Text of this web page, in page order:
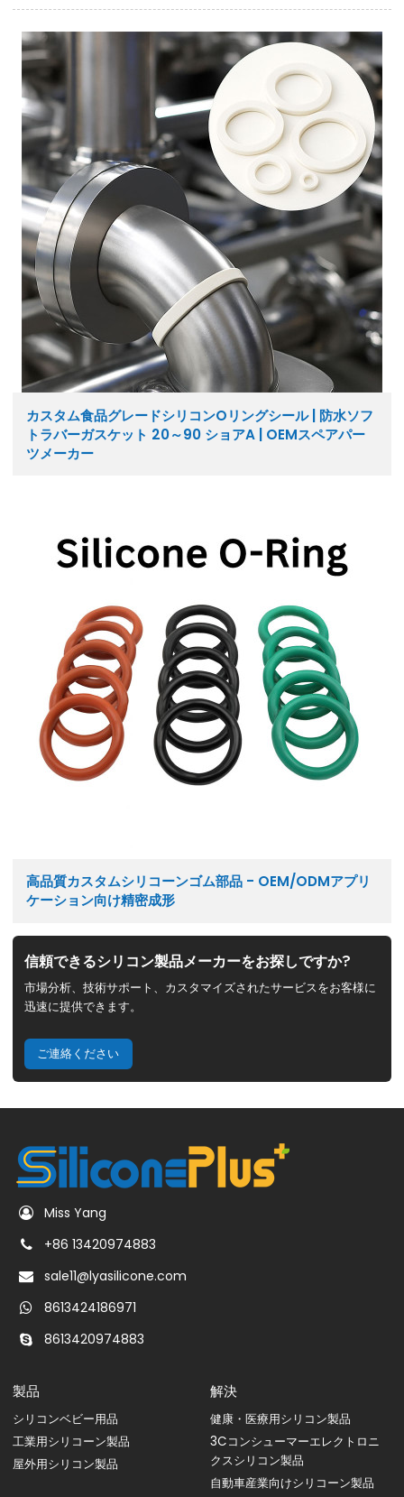
カスタム食品グレードシリコンOリングシール | 防水ソフ
トラバーガスケット 20～90 ショアA | OEMスペアパー
ツメーカー
高品質カスタムシリコーンゴム部品 - OEM/ODMアプリ
ケーション向け精密成形
信頼できるシリコン製品メーカーをお探しですか?
市場分析、技術サポート、カスタマイズされたサービスをお客様に
迅速に提供できます。
ご連絡ください
Miss Yang
+86 13420974883
sale11@lyasilicone.com
8613424186971
8613420974883
製品
シリコンベビー用品
工業用シリコーン製品
屋外用シリコン製品
解決
健康・医療用シリコン製品
3Cコンシューマーエレクトロニ
クスシリコン製品
自動車産業向けシリコーン製品